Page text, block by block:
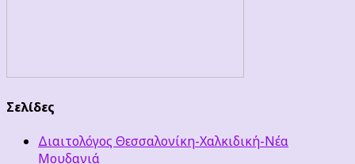
Σελίδες
Διαιτολόγος Θεσσαλονίκη-Χαλκιδική-Νέα
Μουδανιά